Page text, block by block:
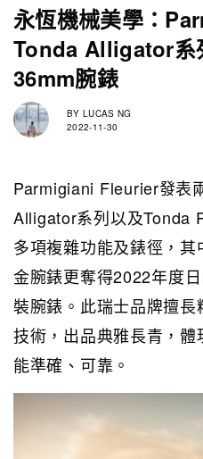
永恆機械美學：
Tonda Alligator系
36mm腕錶
BY LUCAS NG
2022-11-30
Parmigiani Fleurier發表
Alligator系列以及Tonda
多項複雜功能及錶徑，
金腕錶更奪得2022年度
裝腕錶。此瑞士品牌擅
技術，出品典雅長青，
能準確、可靠。